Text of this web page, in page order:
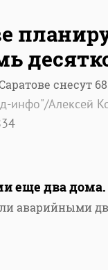
снесут
инфо"/Алексей
еще два дома.
аварийными